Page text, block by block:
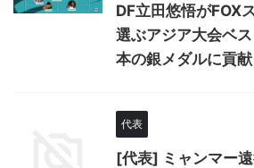
DF立田悠悟がFOX
選ぶアジア大会ベ
本の銀メダルに貢献
代表
[代表] ミャンマー